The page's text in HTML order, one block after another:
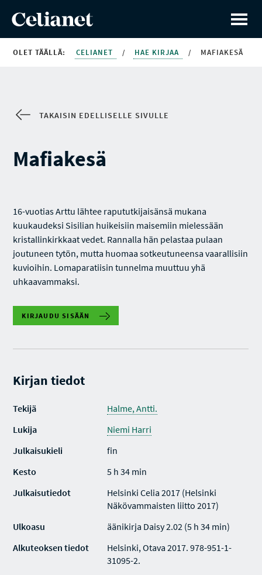
OLET TÄÄLLÄ: CELIANET / HAE KIRJAA / MAFIAKESÄ
TAKAISIN EDELLISELLE SIVULLE
Mafiakesä
16-vuotias Arttu lähtee rapututkijaisänsä mukana
kuukaudeksi Sisilian huikeisiin maisemiin mielessään
kristallinkirkkaat vedet. Rannalla hän pelastaa pulaan
joutuneen tytön, mutta huomaa sotkeutuneensa vaarallisiin
kuvioihin. Lomaparatiisin tunnelma muuttuu yhä
uhkaavammaksi.
KIRJAUDU SISÄÄN
Kirjan tiedot
Tekijä
Halme, Antti.
Lukija
Niemi Harri
Julkaisukieli
fin
Kesto
5 h 34 min
Julkaisutiedot
Helsinki Celia 2017 (Helsinki
Näkövammaisten liitto 2017)
Ulkoasu
äänikirja Daisy 2.02 (5 h 34 min)
Alkuteoksen tiedot
Helsinki, Otava 2017. 978-951-1-
31095-2.